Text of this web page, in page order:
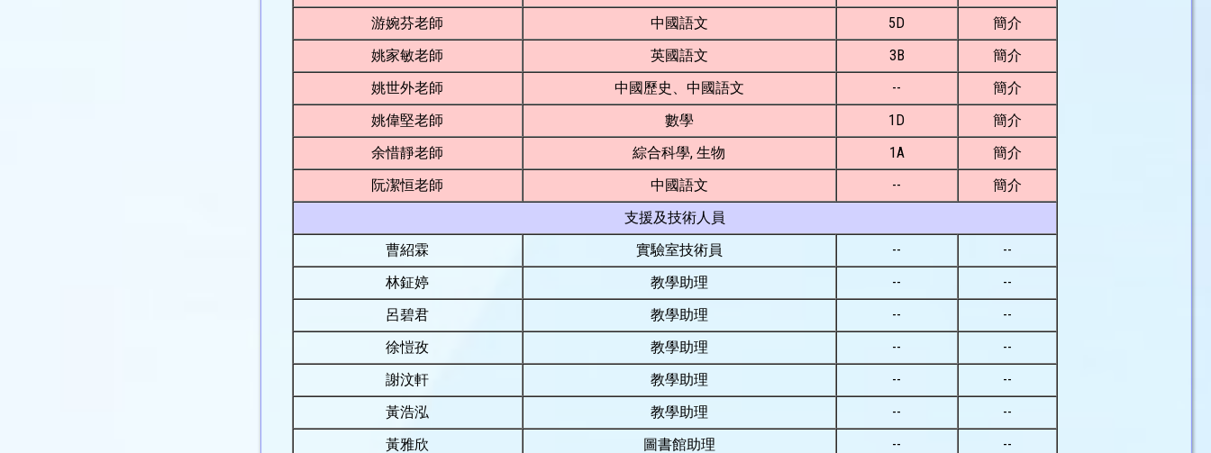
游婉芬老師
中國語文 5D
簡介
姚家敏老師
英國語文 3B
簡介
姚世外老師
中國歷史、中國語文 --
簡介
姚偉堅老師
數學 1D
簡介
余惜靜老師
綜合科學, 生物 1A
簡介
阮潔恒老師
中國語文 --
簡介
支援及技術人員
曹紹霖
實驗室技術員 --
--
林鉦婷
教學助理 --
--
呂碧君
教學助理 --
--
徐愷孜
教學助理 --
--
謝汶軒
教學助理 --
--
黃浩泓
教學助理 --
--
黃雅欣
圖書館助理 -- --